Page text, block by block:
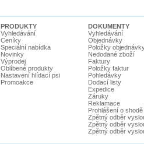
PRODUKTY
Vyhledávání
Ceníky
Speciální nabídka
Novinky
Výprodej
Oblíbené produkty
Nastavení hlídací psi
Promoakce
DOKUMENTY
Vyhledávání
Objednávky
Položky
Nedodané zboží
Faktury
Položky faktur
Pohledávky
Dodací listy
Expedice
Záruky
Reklamace
Prohlášení o shodě
Zpětný odběr
Zpětný odběr
Zpětný odběr